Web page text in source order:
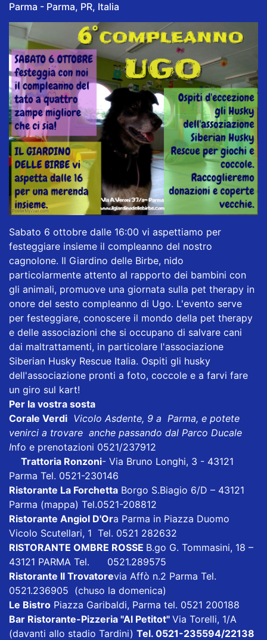
Parma - Parma, PR, Italia
Sabato 6 ottobre dalle 16:00 vi aspettiamo per
festeggiare insieme il compleanno del nostro
cagnolone. Il Giardino delle Birbe, nido
particolarmente attento al rapporto dei bambini con
gli animali, promuove una giornata sulla pet therapy in
onore del sesto compleanno di Ugo. L'evento serve
per festeggiare, conoscere il mondo della pet therapy
e delle associazioni che si occupano di salvare cani
dai maltrattamenti, in particolare l'associazione
Siberian Husky Rescue Italia. Ospiti gli husky
dell'associazione pronti a foto, coccole e a farvi fare
un giro sul kart!
Per la vostra sosta
Corale Verdi Vicolo Asdente, 9 a Parma, e potete
venirci a trovare anche passando dal Parco Ducale
Info e prenotazioni 0521/237912
Trattoria Ronzoni- Via Bruno Longhi, 3 - 43121
Parma Tel. 0521-230146
Ristorante La Forchetta Borgo S.Biagio 6/D – 43121
Parma (mappa) Tel.0521-208812
Ristorante Angiol D'Ora Parma in Piazza Duomo
Vicolo Scutellari, 1 Tel. 0521 282632
RISTORANTE OMBRE ROSSE B.go G. Tommasini, 18 –
43121 PARMA Tel. 0521.289575
Ristorante Il Trovatorevia Affò n.2 Parma Tel.
0521.236905 (chuso la domenica)
Le Bistro Piazza Garibaldi, Parma tel. 0521 200188
Bar Ristorante-Pizzeria "Al Petitot" Via Torelli, 1/A
(davanti allo stadio Tardini) Tel. 0521-235594/22138